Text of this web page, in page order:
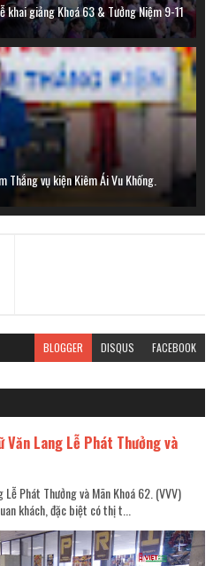
khai giảng Khoá 63 & Tưởng Niệm 9-11
Thắng vụ kiện Kiêm Ái Vu Khống.
BLOGGER DISQUS FACEBOOK
Văn Lang Lễ Phát Thưởng và
Phát Thưởng và Mãn Khoá 62. (VVV)
khách, đặc biệt có thị t...